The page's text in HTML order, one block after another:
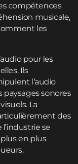
compétences
musicale,
les
pour les
Ils
l’audio
sonores
La
des
se
en plus